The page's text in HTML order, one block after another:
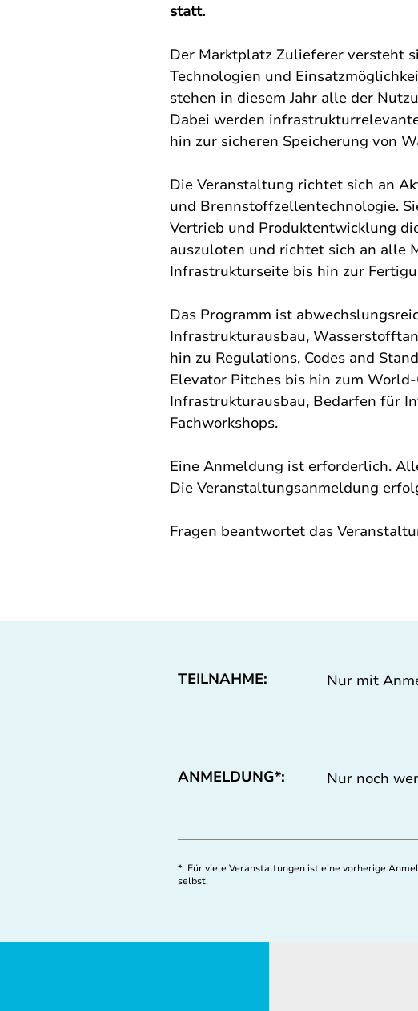
statt.
Der Marktplatz Zulieferer versteht
Technologien und
stehen in diesem Jahr alle der
Dabei werden
hin zur sicheren Speicherung von
Die Veranstaltung richtet sich an
und Brennstoffzellentechnologie.
Vertrieb und Produktentwicklung
auszuloten und richtet sich an alle
Infrastrukturseite bis hin zur
Das Programm ist
Infrastrukturausbau,
hin zu Regulations, Codes and
Elevator Pitches bis hin zum
Infrastrukturausbau, Bedarfen für
Fachworkshops.
Eine Anmeldung ist erforderlich.
Die Veranstaltungsanmeldung
Fragen beantwortet das
TEILNAHME: Nur mit
ANMELDUNG*: Nur noch
* Für viele Veranstaltungen ist eine vorherige
selbst.